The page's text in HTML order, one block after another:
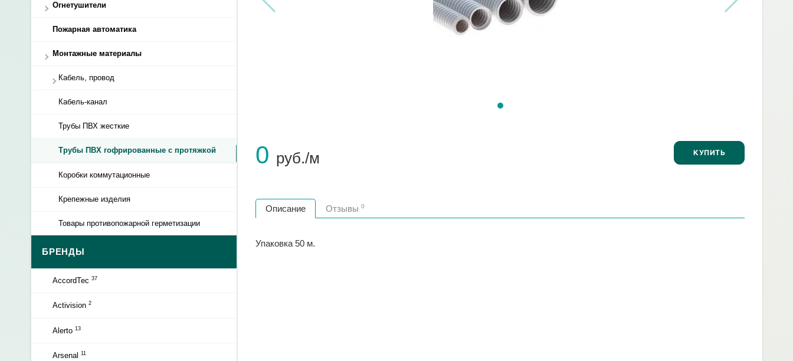
0 руб./м КУПИТЬ
Описание Отзывы 0
Упаковка 50 м.
Огнетушители
Пожарная автоматика
Монтажные материалы
Кабель, провод
Кабель-канал
Трубы ПВХ жесткие
Трубы ПВХ гофрированные с протяжкой
Коробки коммутационные
Крепежные изделия
Товары противопожарной герметизации
БРЕНДЫ
AccordTec 37
Activision 2
Alerto 13
Arsenal 11